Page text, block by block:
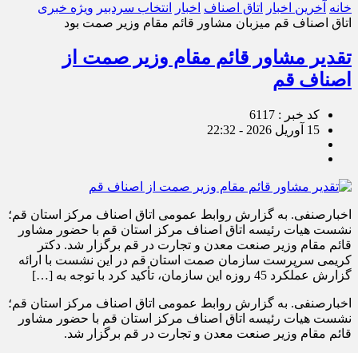
خانه آخرین اخبار اتاق اصناف اخبار انتخاب سردبیر ویژه خبری
اتاق اصناف قم میزبان مشاور قائم مقام وزیر صمت بود
تقدیر مشاور قائم مقام وزیر صمت از
اصناف قم
کد خبر : 6117
15 آوریل 2026 - 22:32
اخبارصنفی. به گزارش روابط عمومی اتاق اصناف مرکز استان قم؛
نشست هیات رئیسه اتاق اصناف مرکز استان قم با حضور مشاور
قائم‌ مقام وزیر صنعت معدن و تجارت در قم برگزار شد. دکتر
کریمی سرپرست سازمان صمت استان قم در این نشست با ارائه
گزارش عملکرد 45 روزه این سازمان، تأکید کرد با توجه به […]
اخبارصنفی. به گزارش روابط عمومی اتاق اصناف مرکز استان قم؛
نشست هیات رئیسه اتاق اصناف مرکز استان قم با حضور مشاور
قائم‌ مقام وزیر صنعت معدن و تجارت در قم برگزار شد.